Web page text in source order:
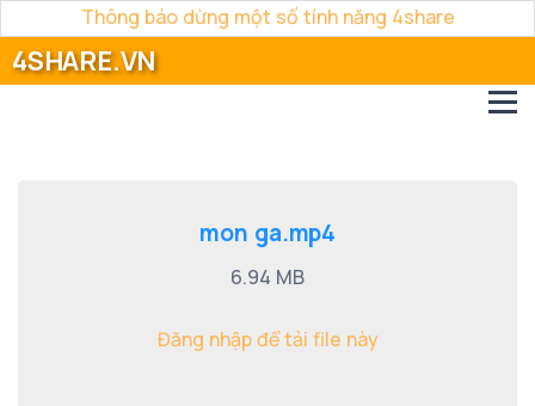
Thông báo dừng một số tính năng 4share
4SHARE.VN
mon ga.mp4
6.94 MB
Đăng nhập để tải file này